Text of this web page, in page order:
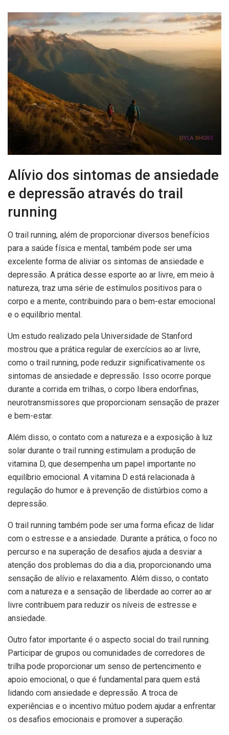
Alívio dos sintomas de ansiedade
e depressão através do trail
running
O trail running, além de proporcionar diversos benefícios
para a saúde física e mental, também pode ser uma
excelente forma de aliviar os sintomas de ansiedade e
depressão. A prática desse esporte ao ar livre, em meio à
natureza, traz uma série de estímulos positivos para o
corpo e a mente, contribuindo para o bem-estar emocional
e o equilíbrio mental.
Um estudo realizado pela Universidade de Stanford
mostrou que a prática regular de exercícios ao ar livre,
como o trail running, pode reduzir significativamente os
sintomas de ansiedade e depressão. Isso ocorre porque
durante a corrida em trilhas, o corpo libera endorfinas,
neurotransmissores que proporcionam sensação de prazer
e bem-estar.
Além disso, o contato com a natureza e a exposição à luz
solar durante o trail running estimulam a produção de
vitamina D, que desempenha um papel importante no
equilíbrio emocional. A vitamina D está relacionada à
regulação do humor e à prevenção de distúrbios como a
depressão.
O trail running também pode ser uma forma eficaz de lidar
com o estresse e a ansiedade. Durante a prática, o foco no
percurso e na superação de desafios ajuda a desviar a
atenção dos problemas do dia a dia, proporcionando uma
sensação de alívio e relaxamento. Além disso, o contato
com a natureza e a sensação de liberdade ao correr ao ar
livre contribuem para reduzir os níveis de estresse e
ansiedade.
Outro fator importante é o aspecto social do trail running.
Participar de grupos ou comunidades de corredores de
trilha pode proporcionar um senso de pertencimento e
apoio emocional, o que é fundamental para quem está
lidando com ansiedade e depressão. A troca de
experiências e o incentivo mútuo podem ajudar a enfrentar
os desafios emocionais e promover a superação.